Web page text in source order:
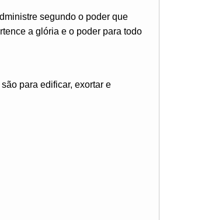
segundo o poder que
a glória e o poder para todo
para edificar, exortar e